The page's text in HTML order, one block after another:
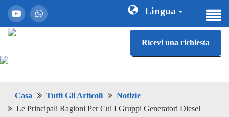
Lingua
Ricevi una richiesta
Casa Tutti Gli Articoli
Notizie
Le Principali Ragioni Per Cui I Gruppi Generatori Diesel